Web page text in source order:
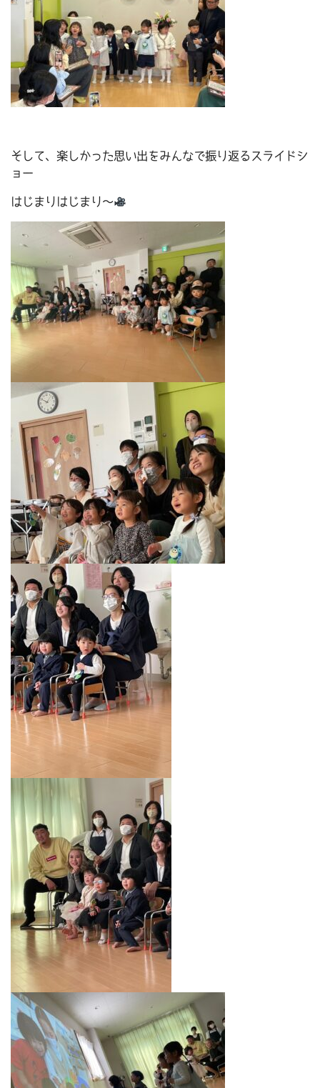
そして、楽しかった思い出をみんなで振り返るスライドシ
ョー
はじまりはじまり～